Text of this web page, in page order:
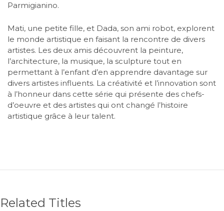
Parmigianino.
Mati, une petite fille, et Dada, son ami robot, explorent
le monde artistique en faisant la rencontre de divers
artistes. Les deux amis découvrent la peinture,
l’architecture, la musique, la sculpture tout en
permettant à l’enfant d’en apprendre davantage sur
divers artistes influents. La créativité et l’innovation sont
à l’honneur dans cette série qui présente des chefs-
d’oeuvre et des artistes qui ont changé l’histoire
artistique grâce à leur talent.
Related Titles